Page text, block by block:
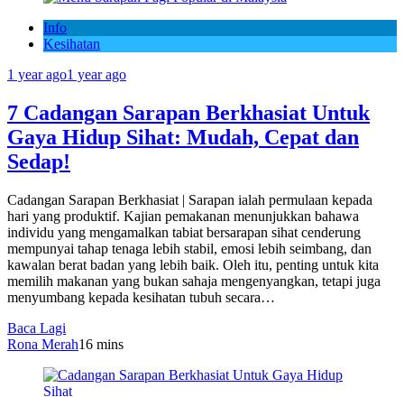
Info
Kesihatan
1 year ago1 year ago
7 Cadangan Sarapan Berkhasiat Untuk
Gaya Hidup Sihat: Mudah, Cepat dan
Sedap!
Cadangan Sarapan Berkhasiat | Sarapan ialah permulaan kepada
hari yang produktif. Kajian pemakanan menunjukkan bahawa
individu yang mengamalkan tabiat bersarapan sihat cenderung
mempunyai tahap tenaga lebih stabil, emosi lebih seimbang, dan
kawalan berat badan yang lebih baik. Oleh itu, penting untuk kita
memilih makanan yang bukan sahaja mengenyangkan, tetapi juga
menyumbang kepada kesihatan tubuh secara…
Baca Lagi
Rona Merah16 mins